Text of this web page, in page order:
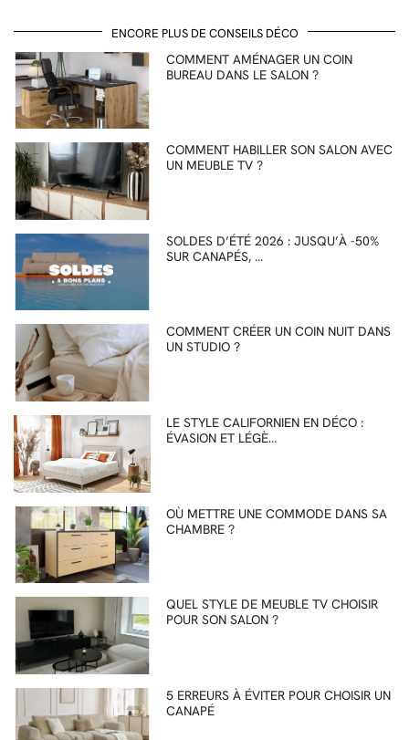
ENCORE PLUS DE CONSEILS DÉCO
COMMENT AMÉNAGER UN COIN
BUREAU DANS LE SALON ?
COMMENT HABILLER SON SALON AVEC
UN MEUBLE TV ?
SOLDES D’ÉTÉ 2026 : JUSQU’À -50%
SUR CANAPÉS, …
COMMENT CRÉER UN COIN NUIT DANS
UN STUDIO ?
LE STYLE CALIFORNIEN EN DÉCO :
ÉVASION ET LÉGÈ…
OÙ METTRE UNE COMMODE DANS SA
CHAMBRE ?
QUEL STYLE DE MEUBLE TV CHOISIR
POUR SON SALON ?
5 ERREURS À ÉVITER POUR CHOISIR UN
CANAPÉ